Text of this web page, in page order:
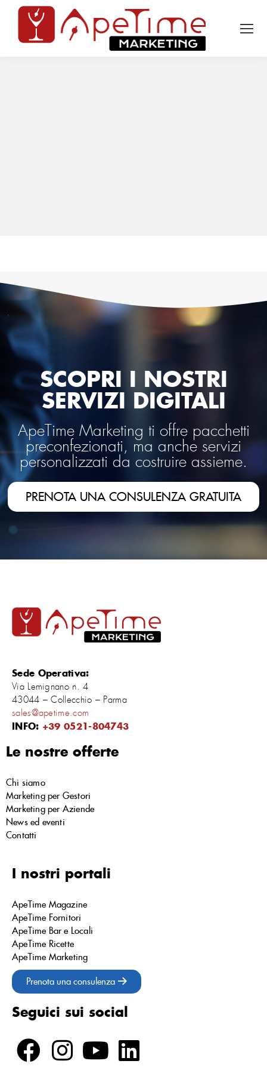
SCOPRI I NOSTRI
SERVIZI DIGITALI
ApeTime Marketing ti offre pacchetti
preconfezionati, ma anche servizi
personalizzati da costruire assieme.
PRENOTA UNA CONSULENZA GRATUITA
Sede Operativa:
Via Lemignano n. 4
43044 – Collecchio – Parma
sales@apetime.com
INFO: +39 0521-804743
Le nostre offerte
Chi siamo
Marketing per Gestori
Marketing per Aziende
News ed eventi
Contatti
I nostri portali
ApeTime Magazine
ApeTime Fornitori
ApeTime Bar e Locali
ApeTime Ricette
ApeTime Marketing
Prenota una consulenza
Seguici sui social